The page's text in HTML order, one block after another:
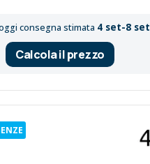
consegna stimata 4 set-8 set
Calcola il prezzo